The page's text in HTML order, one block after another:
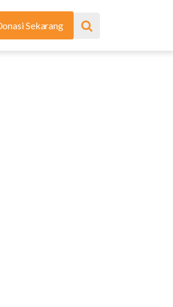
Sekarang